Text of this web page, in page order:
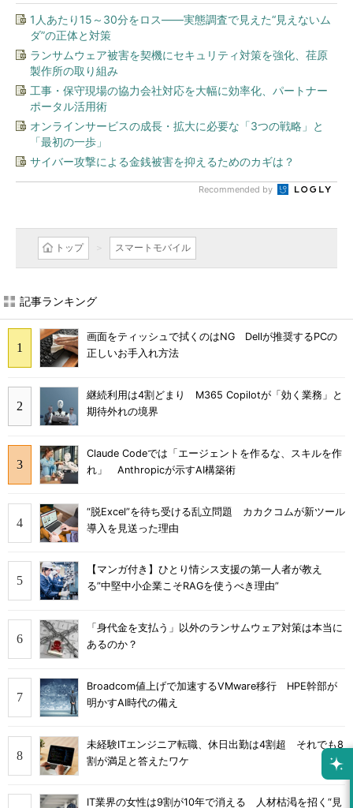
1人あたり15～30分をロス――実態調査で見えた“見えないム
ダ”の正体と対策
ランサムウェア被害を契機にセキュリティ対策を強化、荏原
製作所の取り組み
工事・保守現場の協力会社対応を大幅に効率化、パートナー
ポータル活用術
オンラインサービスの成長・拡大に必要な「3つの戦略」と
「最初の一歩」
サイバー攻撃による金銭被害を抑えるためのカギは？
Recommended by
トップ スマートモバイル
記事ランキング
画面をティッシュで拭くのはNG Dellが推奨するPCの
正しいお手入れ方法
継続利用は4割どまり M365 Copilotが「効く業務」と
期待外れの境界
Claude Codeでは「エージェントを作るな、スキルを作
れ」 Anthropicが示すAI構築術
“脱Excel”を待ち受ける乱立問題 カカクコムが新ツール
導入を見送った理由
【マンガ付き】ひとり情シス支援の第一人者が教え
る”中堅中小企業こそRAGを使うべき理由”
「身代金を支払う」以外のランサムウェア対策は本当に
あるのか？
Broadcom値上げで加速するVMware移行 HPE幹部が
明かすAI時代の備え
未経験ITエンジニア転職、休日出勤は4割超 それでも8
割が満足と答えたワケ
IT業界の女性は9割が10年で消える 人材枯渇を招く“見